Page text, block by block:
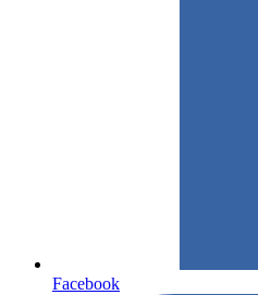
Facebook